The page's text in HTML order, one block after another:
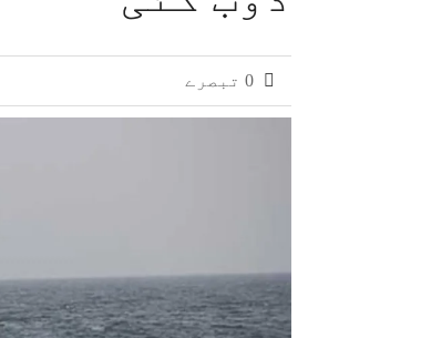
کراچی: انٹرمیڈیٹ آرٹس ریگولر 12ویں جماعت کے نتائج کا اعلان، سرکاری کالج کا طالبعلم پوزیشن ہولڈرز میں شامل